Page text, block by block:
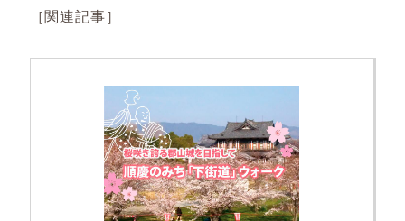
［関連記事］